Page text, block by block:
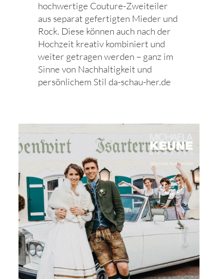
hochwertige Couture-Zweiteiler
aus separat gefertigten Mieder und
Rock. Diese können auch nach der
Hochzeit kreativ kombiniert und
weiter getragen werden – ganz im
Sinne von Nachhaltigkeit und
persönlichem Stil da-schau-her.de